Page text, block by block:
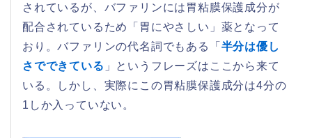
されているが、バファリンには胃粘膜保護成分が
配合されているため「胃にやさしい」薬となって
おり。バファリンの代名詞でもある「 半分は優し
さでできている 」というフレーズはここから来て
いる。しかし、実際にこの胃粘膜保護成分は4分の
1しか入っていない。